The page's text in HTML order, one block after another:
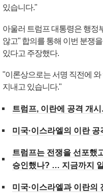
있습니다."
아울러 트럼프 대통령은 행정
않고" 합의를 통해 이번 분쟁
있다고 주장했다.
"이론상으로는 서명 직전에
지내고 있습니다."
트럼프, 이란에 공격 개
미국·이스라엘의 이란
트럼프는 전쟁을 선포했
승인했나? … 지금까지
미국·이스라엘과 이란의